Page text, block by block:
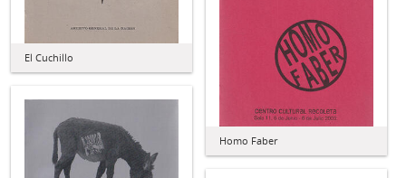
El Cuchillo
Homo Faber